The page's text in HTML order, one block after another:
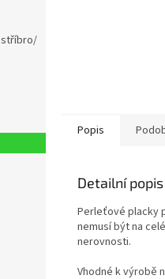
Popis
Detailní
Perleťové placky
nemusí být na
nerovnosti.
Vhodné k výrobě